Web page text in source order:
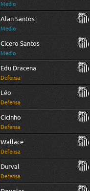
Medio
Alan Santos
Medio
Cícero Santos
Medio
Edu Dracena
Defensa
Léo
Defensa
Cicinho
Defensa
Wallace
Defensa
Durval
Defensa